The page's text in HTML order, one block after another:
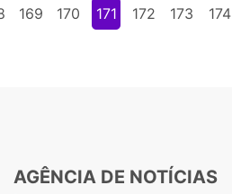
169 170 171 172 173 174
AGÊNCIA DE NOTÍCIAS